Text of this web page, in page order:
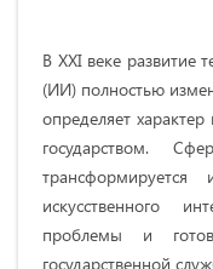
В XXI веке развитие
(ИИ) полностью
определяет
государством.
трансформируется
искусственного
проблемы и
государственной